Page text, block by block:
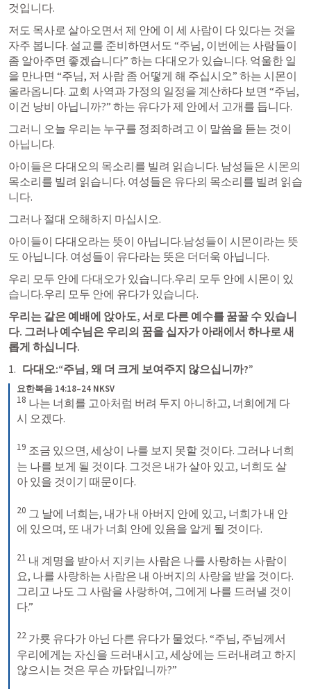
것입니다.
저도 목사로 살아오면서 제 안에 이 세 사람이 다 있다는 것을
자주 봅니다. 설교를 준비하면서도 “주님, 이번에는 사람들이
좀 알아주면 좋겠습니다” 하는 다대오가 있습니다. 억울한 일
을 만나면 “주님, 저 사람 좀 어떻게 해 주십시오” 하는 시몬이
올라옵니다. 교회 사역과 가정의 일정을 계산하다 보면 “주님,
이건 낭비 아닙니까?” 하는 유다가 제 안에서 고개를 듭니다.
그러니 오늘 우리는 누구를 정죄하려고 이 말씀을 듣는 것이
아닙니다.
아이들은 다대오의 목소리를 빌려 읽습니다. 남성들은 시몬의
목소리를 빌려 읽습니다. 여성들은 유다의 목소리를 빌려 읽습
니다.
그러나 절대 오해하지 마십시오.
아이들이 다대오라는 뜻이 아닙니다.남성들이 시몬이라는 뜻
도 아닙니다. 여성들이 유다라는 뜻은 더더욱 아닙니다.
우리 모두 안에 다대오가 있습니다.우리 모두 안에 시몬이 있
습니다.우리 모두 안에 유다가 있습니다.
우리는 같은 예배에 앉아도, 서로 다른 예수를 꿈꿀 수 있습니
다. 그러나 예수님은 우리의 꿈을 십자가 아래에서 하나로 새
롭게 하십니다.
다대오:“주님, 왜 더 크게 보여주지 않으십니까?”
요한복음 14:18–24 NKSV
18 나는 너희를 고아처럼 버려 두지 아니하고, 너희에게 다
시 오겠다.
19 조금 있으면, 세상이 나를 보지 못할 것이다. 그러나 너희
는 나를 보게 될 것이다. 그것은 내가 살아 있고, 너희도 살
아 있을 것이기 때문이다.
20 그 날에 너희는, 내가 내 아버지 안에 있고, 너희가 내 안
에 있으며, 또 내가 너희 안에 있음을 알게 될 것이다.
21 내 계명을 받아서 지키는 사람은 나를 사랑하는 사람이
요, 나를 사랑하는 사람은 내 아버지의 사랑을 받을 것이다.
그리고 나도 그 사람을 사랑하여, 그에게 나를 드러낼 것이
다.”
22 가룟 유다가 아닌 다른 유다가 물었다. “주님, 주님께서
우리에게는 자신을 드러내시고, 세상에는 드러내려고 하지
않으시는 것은 무슨 까닭입니까?”